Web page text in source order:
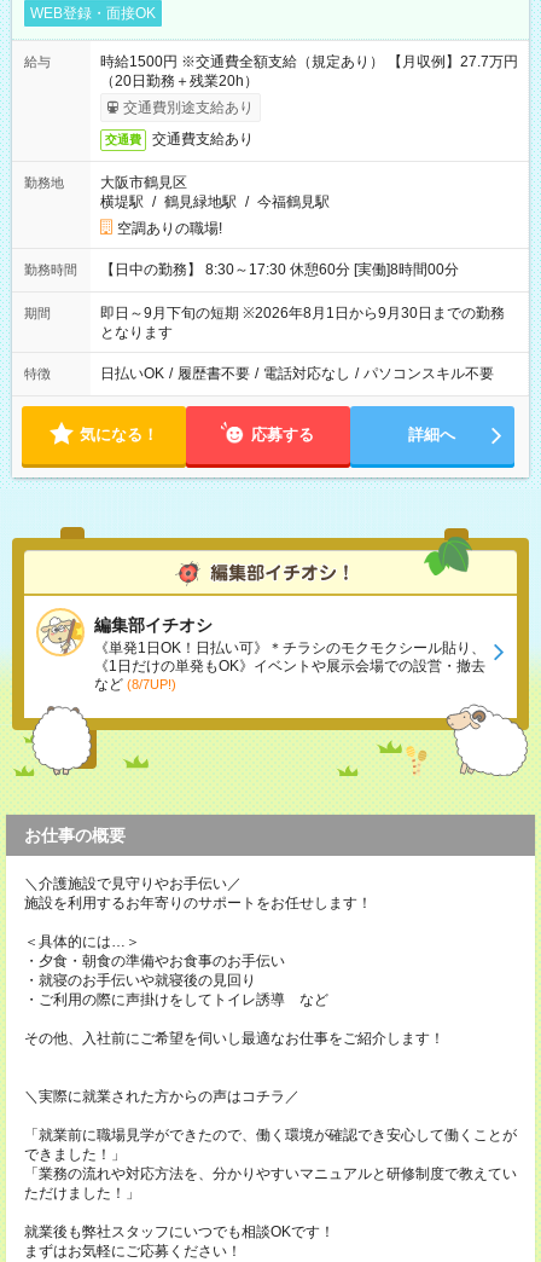
WEB登録・面接OK
給与
時給1500円 ※交通費全額支給（規定あり） 【月収例】27.7万円
（20日勤務＋残業20h）
交通費別途支給あり
交通費 交通費支給あり
勤務地
大阪市鶴見区
横堤駅 / 鶴見緑地駅 / 今福鶴見駅
空調ありの職場!
勤務時間 【日中の勤務】 8:30～17:30 休憩60分 [実働]8時間00分
期間
即日～9月下旬の短期 ※2026年8月1日から9月30日までの勤務
となります
特徴 日払いOK / 履歴書不要 / 電話対応なし / パソコンスキル不要
気になる！ 応募する 詳細へ
編集部イチオシ
《単発1日OK！日払い可》＊チラシのモクモクシール貼り、
《1日だけの単発もOK》イベントや展示会場での設営・撤去
など (8/7UP!)
お仕事の概要
＼介護施設で見守りやお手伝い／
施設を利用するお年寄りのサポートをお任せします！
＜具体的には…＞
・夕食・朝食の準備やお食事のお手伝い
・就寝のお手伝いや就寝後の見回り
・ご利用の際に声掛けをしてトイレ誘導 など
その他、入社前にご希望を伺いし最適なお仕事をご紹介します！
＼実際に就業された方からの声はコチラ／
「就業前に職場見学ができたので、働く環境が確認でき安心して働くことが
できました！」
「業務の流れや対応方法を、分かりやすいマニュアルと研修制度で教えてい
ただけました！」
就業後も弊社スタッフにいつでも相談OKです！
まずはお気軽にご応募ください！